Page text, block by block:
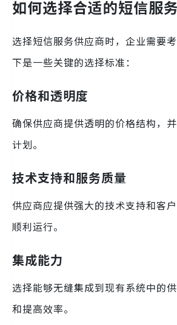
如何选择合适的短信服
选择短信服务供应商时，企业需要
下是一些关键的选择标准：
价格和透明度
确保供应商提供透明的价格结构，
计划。
技术支持和服务质量
供应商应提供强大的技术支持和客
顺利运行。
集成能力
选择能够无缝集成到现有系统中的
和提高效率。